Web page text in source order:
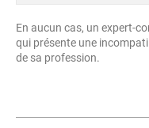
En aucun cas, un expert-
qui présente une
de sa profession.